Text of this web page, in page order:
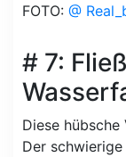
FOTO: @
# 7:
Diese
Der